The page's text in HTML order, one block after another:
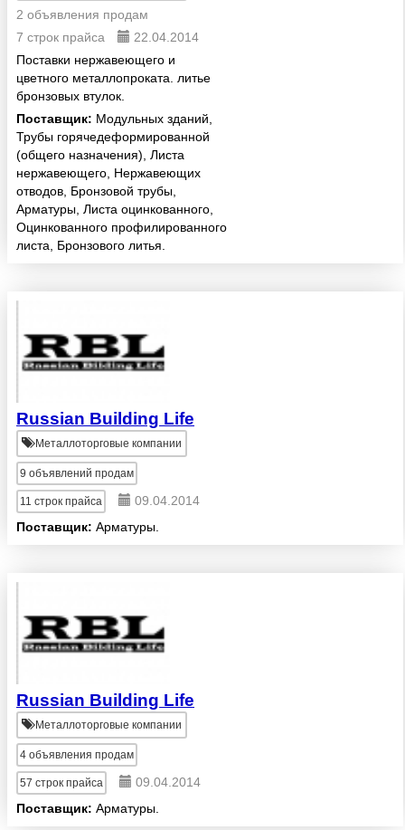
2 объявления продам
7 строк прайса
22.04.2014
Поставки нержавеющего и
цветного металлопроката. литье
бронзовых втулок.
Поставщик: Модульных зданий,
Трубы горячедеформированной
(общего назначения), Листа
нержавеющего, Нержавеющих
отводов, Бронзовой трубы,
Арматуры, Листа оцинкованного,
Оцинкованного профилированного
листа, Бронзового литья.
Russian Building Life
Металлоторговые компании
9 объявлений продам
11 строк прайса
09.04.2014
Поставщик: Арматуры.
Russian Building Life
Металлоторговые компании
4 объявления продам
57 строк прайса
09.04.2014
Поставщик: Арматуры.